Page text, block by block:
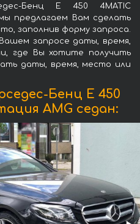
Бенц E 450 4MATIC
предлагаем Вам сделать
заполнив форму запроса.
запросе даты, время,
где Вы хотите получить
даты, время, место или
Бенц E 450
AMG седан: